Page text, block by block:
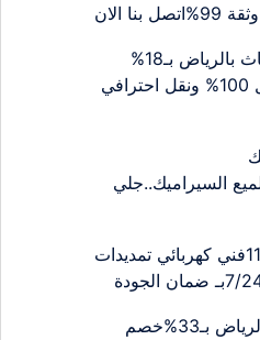
الان
شركة تنظيف ونقل اثاث بالرياض بـ18%
لخدمات تنظيف شامل 100% ونقل احترافي
السيراميك..جلي
تأسيس كهرباء..افضل11فني كهربائي تمديدات
شركة صيانة منازل بالرياض بـ33%خصم